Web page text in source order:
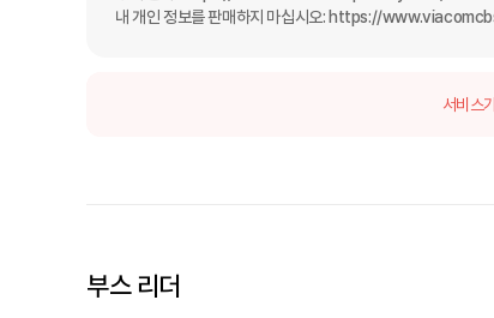
내 개인 정보를 판매하지 마십시오: https://
서비스
부스 리더